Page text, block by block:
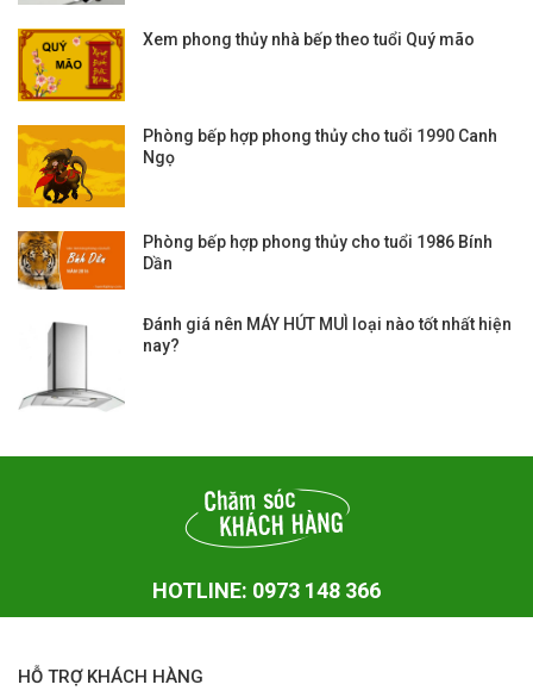
Xem phong thủy nhà bếp theo tuổi Quý mão
Phòng bếp hợp phong thủy cho tuổi 1990 Canh
Ngọ
Phòng bếp hợp phong thủy cho tuổi 1986 Bính
Dần
Đánh giá nên MÁY HÚT MUÌ loại nào tốt nhất hiện
nay?
HOTLINE: 0973 148 366
HỖ TRỢ KHÁCH HÀNG